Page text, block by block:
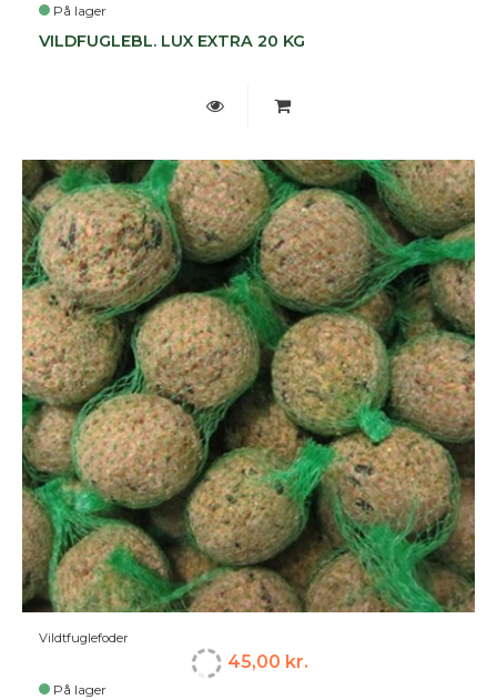
På lager
VILDFUGLEBL. LUX EXTRA 20 KG
Vildtfuglefoder
På lager
45,00 kr.